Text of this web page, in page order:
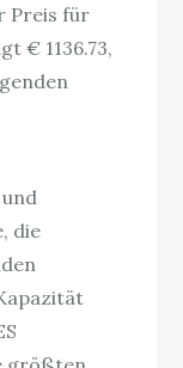
Preis für
€ 1136.73,
die